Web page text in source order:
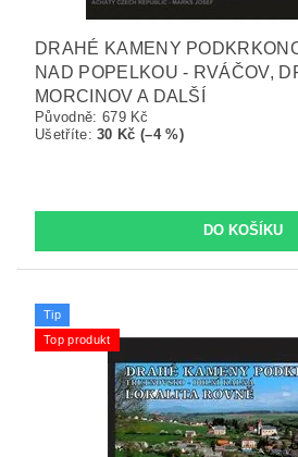
DRAHÉ KAMENY
NAD POPELKOU - RVÁČOV,
MORCINOV A DALŠÍ
Původně: 679 Kč
Ušetříte:30 Kč (–4 %)
Tip
Top produkt